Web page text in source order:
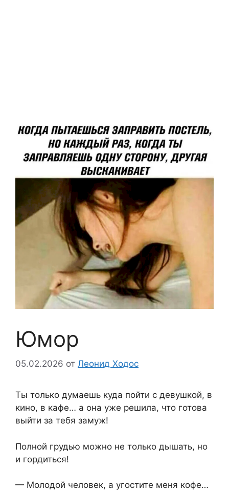
Юмор
05.02.2026 от Леонид Ходос
Ты только думаешь куда пойти с девушкой, в
кино, в кафе… а она уже решила, что готова
выйти за тебя замуж!
Полной грудью можно не только дышать, но
и гордиться!
— Молодой человек, а угостите меня кофе…